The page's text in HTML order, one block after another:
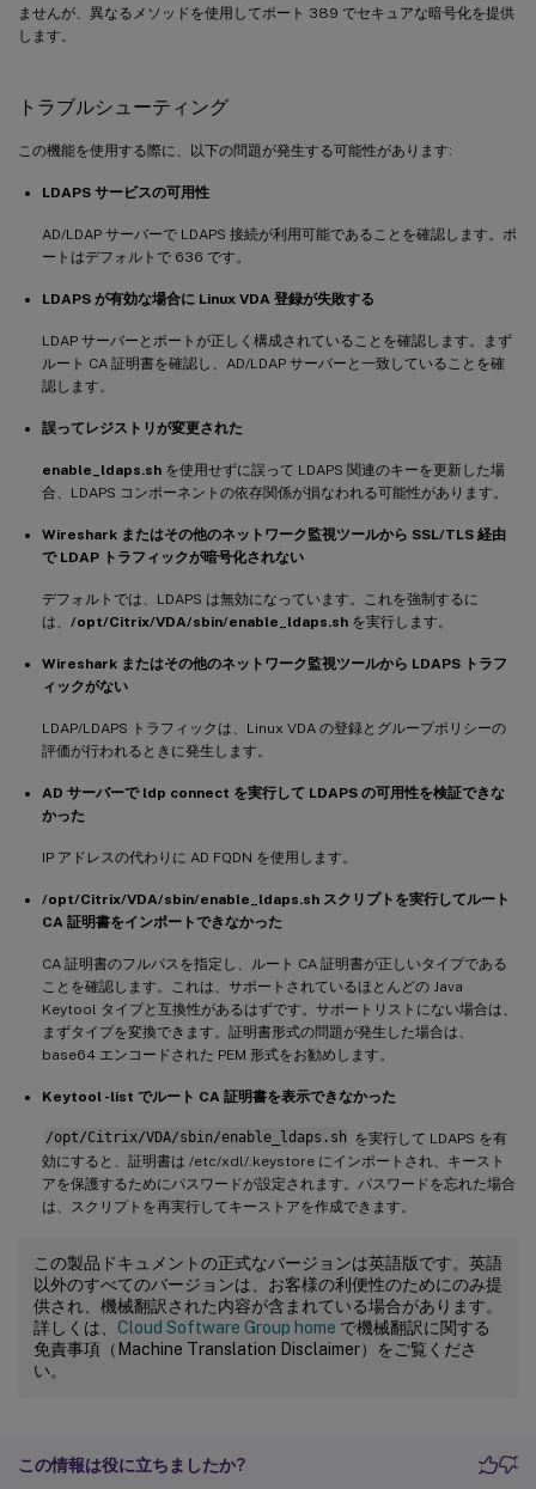
ませんが、異なるメソッドを使用してポート 389 でセキュアな暗号化を提供
します。
トラブルシューティング
この機能を使用する際に、以下の問題が発生する可能性があります:
LDAPS サービスの可用性
AD/LDAP サーバーで LDAPS 接続が利用可能であることを確認します。ポ
ートはデフォルトで 636 です。
LDAPS が有効な場合に Linux VDA 登録が失敗する
LDAP サーバーとポートが正しく構成されていることを確認します。まず
ルート CA 証明書を確認し、AD/LDAP サーバーと一致していることを確
認します。
誤ってレジストリが変更された
enable_ldaps.sh を使用せずに誤って LDAPS 関連のキーを更新した場
合、LDAPS コンポーネントの依存関係が損なわれる可能性があります。
Wireshark またはその他のネットワーク監視ツールから SSL/TLS 経由
で LDAP トラフィックが暗号化されない
デフォルトでは、LDAPS は無効になっています。これを強制するに
は、 /opt/Citrix/VDA/sbin/enable_ldaps.sh を実行します。
Wireshark またはその他のネットワーク監視ツールから LDAPS トラフ
ィックがない
LDAP/LDAPS トラフィックは、Linux VDA の登録とグループポリシーの
評価が行われるときに発生します。
AD サーバーで ldp connect を実行して LDAPS の可用性を検証できな
かった
IP アドレスの代わりに AD FQDN を使用します。
/opt/Citrix/VDA/sbin/enable_ldaps.sh スクリプトを実行してルート
CA 証明書をインポートできなかった
CA 証明書のフルパスを指定し、ルート CA 証明書が正しいタイプである
ことを確認します。これは、サポートされているほとんどの Java
Keytool タイプと互換性があるはずです。サポートリストにない場合は、
まずタイプを変換できます。証明書形式の問題が発生した場合は、
base64 エンコードされた PEM 形式をお勧めします。
Keytool -list でルート CA 証明書を表示できなかった
/opt/Citrix/VDA/sbin/enable_ldaps.sh を実行して LDAPS を有
効にすると、証明書は /etc/xdl/.keystore にインポートされ、キースト
アを保護するためにパスワードが設定されます。パスワードを忘れた場合
は、スクリプトを再実行してキーストアを作成できます。
この製品ドキュメントの正式なバージョンは英語版です。英語
以外のすべてのバージョンは、お客様の利便性のためにのみ提
供され、機械翻訳された内容が含まれている場合があります。
詳しくは、 Cloud Software Group home で機械翻訳に関する
免責事項（Machine Translation Disclaimer）をご覧くださ
い。
この情報は役に立ちましたか?